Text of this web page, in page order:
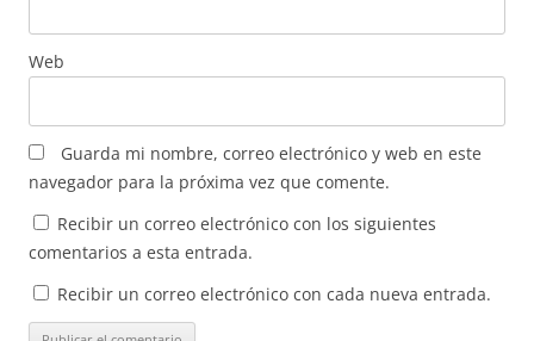
Web
Guarda mi nombre, correo electrónico y web en este
navegador para la próxima vez que comente.
Recibir un correo electrónico con los siguientes
comentarios a esta entrada.
Recibir un correo electrónico con cada nueva entrada.